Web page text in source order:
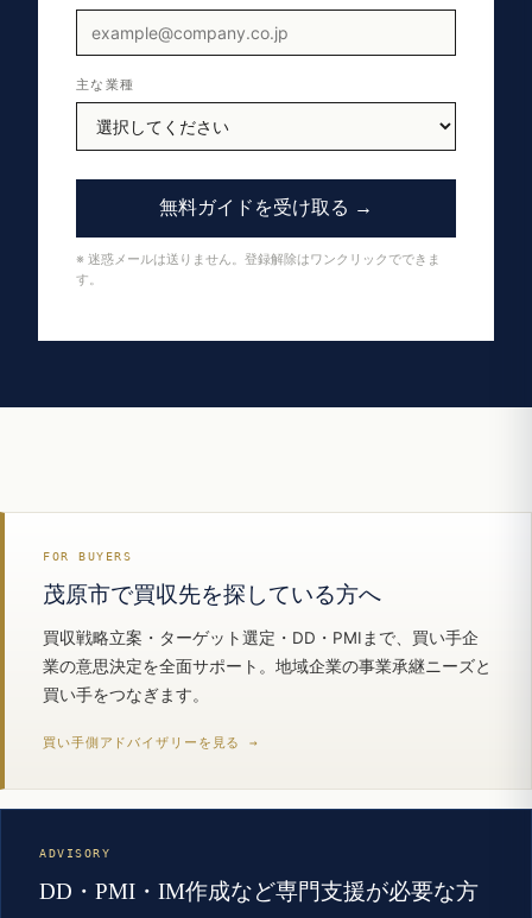
主な業種
無料ガイドを受け取る →
※ 迷惑メールは送りません。登録解除はワンクリックでできま
す。
FOR BUYERS
茂原市で買収先を探している方へ
買収戦略立案・ターゲット選定・DD・PMIまで、買い手企
業の意思決定を全面サポート。地域企業の事業承継ニーズと
買い手をつなぎます。
買い手側アドバイザリーを見る →
ADVISORY
DD・PMI・IM作成など専門支援が必要な方